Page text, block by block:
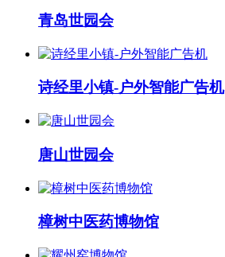
青岛世园会
诗经里小镇-户外智能广告机
唐山世园会
樟树中医药博物馆